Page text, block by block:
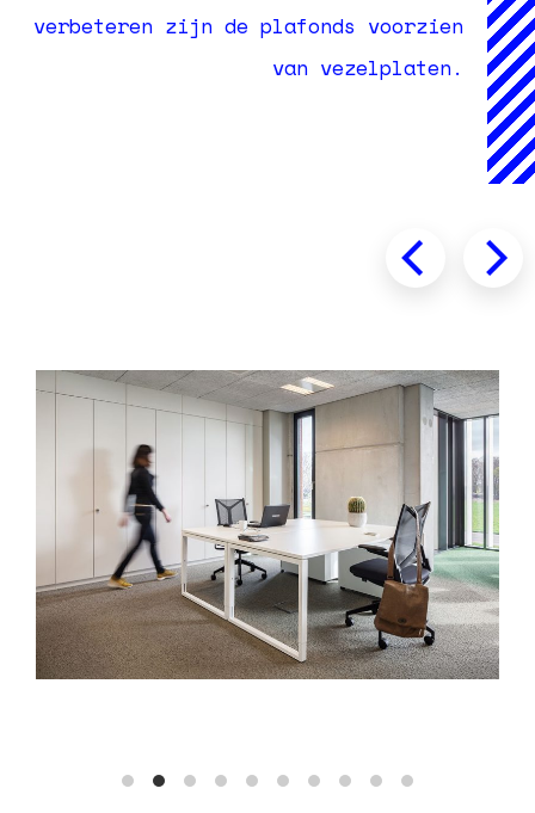
verbeteren zijn de plafonds voorzien
van vezelplaten.